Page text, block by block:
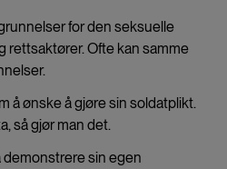
for den seksuelle
rettsaktører. Ofte kan samme
å ønske å gjøre sin soldatplikt.
så gjør man det.
demonstrere sin egen